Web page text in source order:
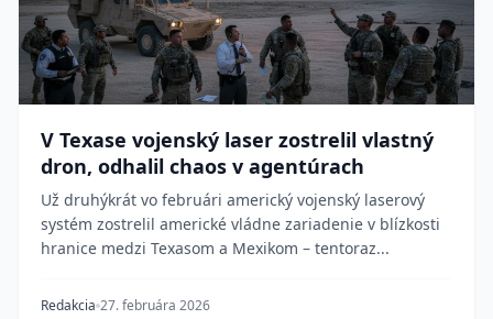
V Texase vojenský laser zostrelil vlastný
dron, odhalil chaos v agentúrach
Už druhýkrát vo februári americký vojenský laserový
systém zostrelil americké vládne zariadenie v blízkosti
hranice medzi Texasom a Mexikom – tentoraz...
Redakcia 27. februára 2026